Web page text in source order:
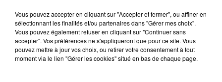
Vous pouvez accepter en cliquant sur "Accepter et fermer", ou affiner en
sélectionnant les finalités et/ou partenaires dans "Gérer mes choix".
Vous pouvez également refuser en cliquant sur "Continuer sans
accepter". Vos préférences ne s'appliqueront que pour ce site. Vous
pouvez mettre à jour vos choix, ou retirer votre consentement à tout
moment via le lien "Gérer les cookies" situé en bas de chaque page.